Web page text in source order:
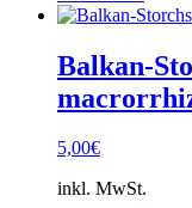
Balkan-
5,00€
inkl. MwSt.